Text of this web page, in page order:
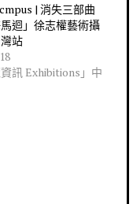
| 消失三部曲
迴」徐志權藝術攝
站
訊 Exhibitions」中